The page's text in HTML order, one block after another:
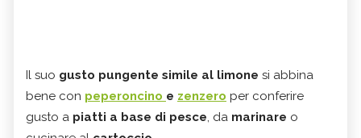
Il suo gusto pungente simile al limone si abbina
bene con peperoncino e zenzero per conferire
gusto a piatti a base di pesce, da marinare o